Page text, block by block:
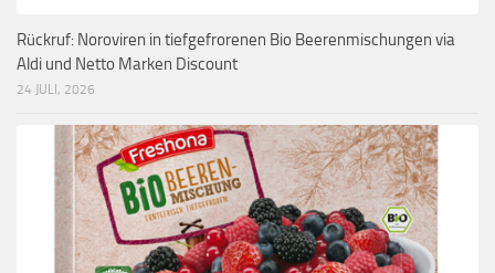
Rückruf: Noroviren in tiefgefrorenen Bio Beerenmischungen via
Aldi und Netto Marken Discount
24 JULI, 2026